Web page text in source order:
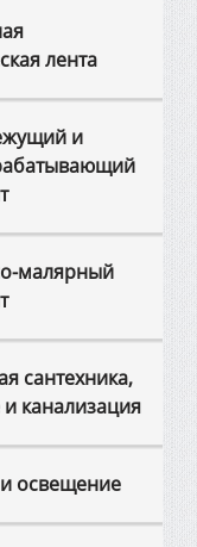
лента
и
малярный
сантехника,
канализация
освещение